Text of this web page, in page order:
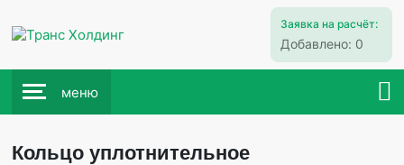
Заявка на расчёт:
Добавлено: 0
меню
Кольцо уплотнительное